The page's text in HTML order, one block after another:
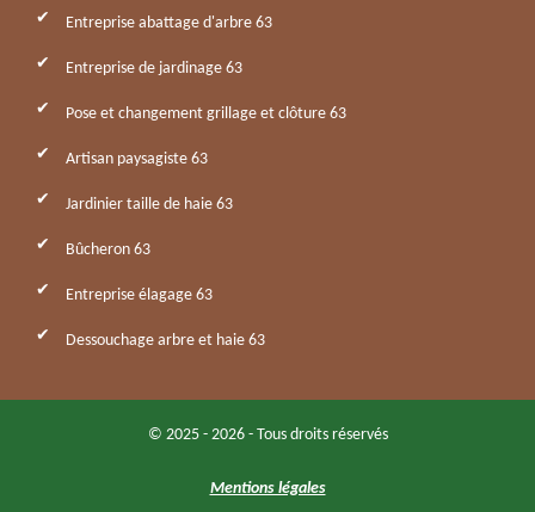
Entreprise abattage d'arbre 63
Entreprise de jardinage 63
Pose et changement grillage et clôture 63
Artisan paysagiste 63
Jardinier taille de haie 63
Bûcheron 63
Entreprise élagage 63
Dessouchage arbre et haie 63
© 2025 - 2026 - Tous droits réservés
Mentions légales